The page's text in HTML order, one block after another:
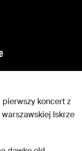
pierwszy koncert z
Iskrze